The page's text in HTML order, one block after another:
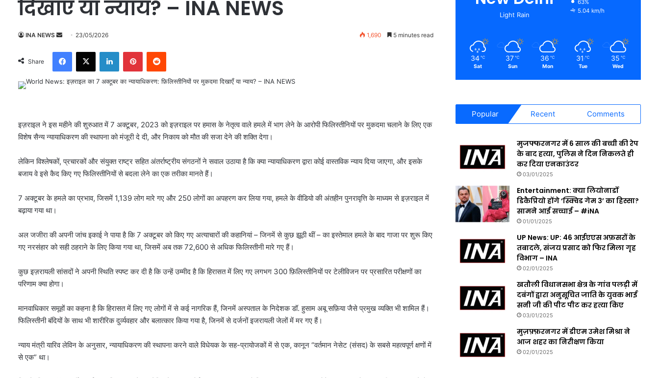
दिखाएँ या न्याय? – INA NEWS
INA NEWS
n
d
a
a
i
23/05/2026 1,690 5 minutes read
Share
इज़राइल ने इस महीने की शुरुआत में 7 अक्टूबर, 2023 को इज़राइल पर हमास के नेतृत्व वाले हमले में भाग लेने के आरोपी फिलिस्तीनियों पर मुकदमा चलाने के लिए एक
विशेष सैन्य न्यायाधिकरण की स्थापना को मंजूरी दे दी, और निकाय को मौत की सजा देने की शक्ति देगा।
लेकिन विश्लेषकों, प्रचारकों और संयुक्त राष्ट्र सहित अंतर्राष्ट्रीय संगठनों ने सवाल उठाया है कि क्या न्यायाधिकरण द्वारा कोई वास्तविक न्याय दिया जाएगा, और इसके
बजाय वे इसे कैद किए गए फिलिस्तीनियों से बदला लेने का एक तरीका मानते हैं।
7 अक्टूबर के हमले का प्रभाव, जिसमें 1,139 लोग मारे गए और 250 लोगों का अपहरण कर लिया गया, हमले के वीडियो की अंतहीन पुनरावृत्ति के माध्यम से इज़राइल में
बढ़ाया गया था।
अल जजीरा की अपनी जांच इकाई ने पाया है कि 7 अक्टूबर को किए गए अत्याचारों की कहानियां – जिनमें से कुछ झूठी थीं – का इस्तेमाल हमले के बाद गाजा पर शुरू किए
गए नरसंहार को सही ठहराने के लिए किया गया था, जिसमें अब तक 72,600 से अधिक फिलिस्तीनी मारे गए हैं।
कुछ इज़रायली सांसदों ने अपनी स्थिति स्पष्ट कर दी है कि उन्हें उम्मीद है कि हिरासत में लिए गए लगभग 300 फ़िलिस्तीनियों पर टेलीविजन पर प्रसारित परीक्षणों का
परिणाम क्या होगा।
मानवाधिकार समूहों का कहना है कि हिरासत में लिए गए लोगों में से कई नागरिक हैं, जिनमें अस्पताल के निदेशक डॉ. हुसाम अबू सफ़िया जैसे प्रमुख व्यक्ति भी शामिल हैं।
फिलिस्तीनी बंदियों के साथ भी शारीरिक दुर्व्यवहार और बलात्कार किया गया है, जिनमें से दर्जनों इजरायली जेलों में मर गए हैं।
न्याय मंत्री यारिव लेविन के अनुसार, न्यायाधिकरण की स्थापना करने वाले विधेयक के सह-प्रायोजकों में से एक, कानून “वर्तमान नेसेट (संसद) के सबसे महत्वपूर्ण क्षणों में
से एक” था।
Light Rain
63%
5.04 km/h
34 ℃
Sat
37 ℃
Sun
36 ℃
Mon
31 ℃
Tue
35 ℃
Wed
Popular Recent Comments
मुजफ्फरनगर में 6 साल की बच्ची की रेप
के बाद हत्या, पुलिस ने दिन निकलते ही
कर दिया एनकाउंटर
03/01/2025
Entertainment: क्या लियोनार्डो
डिकैप्रियो होंगे ‘स्क्विड गेम 3’ का हिस्सा?
सामने आई सच्चाई – #iNA
01/01/2025
UP News: UP: 46 आईएएस अफ़सरों के
तबादले, संजय प्रसाद को फिर मिला गृह
विभाग – INA
02/01/2025
खतौली विधानसभा क्षेत्र के गांव पलड़ी में
दबंगों द्वारा अनुसूचित जाति के युवक भाई
सनी जी की पीट पीट कर हत्या किए
03/01/2025
मुज़फ़्फ़रनगर में डीएम उमेश मिश्रा ने
आज शहर का निरीक्षण किया
02/01/2025